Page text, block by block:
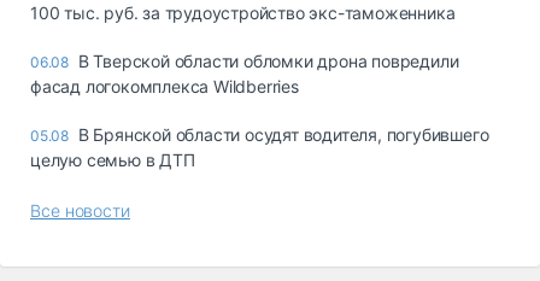
100 тыс. руб. за трудоустройство экс-таможенника
06.08 В Тверской области обломки дрона повредили
фасад логокомплекса Wildberries
05.08 В Брянской области осудят водителя, погубившего
целую семью в ДТП
Все новости